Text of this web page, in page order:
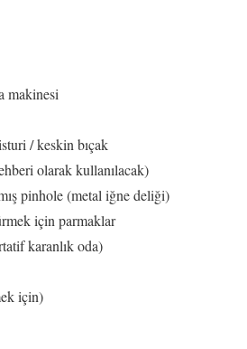
makinesi
/ keskin bıçak
olarak kullanılacak)
pinhole (metal iğne deliği)
için parmaklar
karanlık oda)
için)